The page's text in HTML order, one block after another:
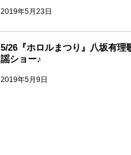
2019年5月23日
5/26『ホロルまつり』八坂有理歌
謡ショー♪
2019年5月9日